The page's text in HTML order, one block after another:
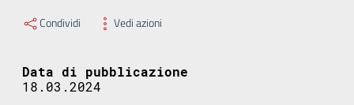
Condividi Vedi azioni
Data di pubblicazione
18.03.2024